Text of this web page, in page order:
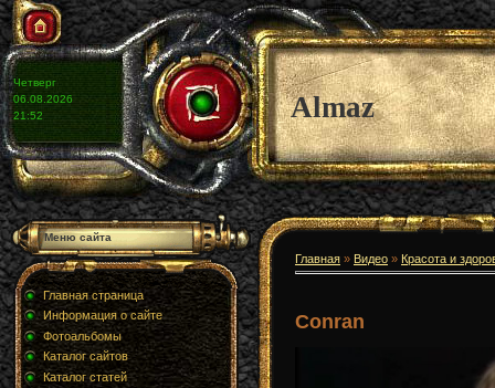
Четверг
06.08.2026
21:52
Almaz
Меню сайта
Главная страница
Информация о сайте
Фотоальбомы
Каталог сайтов
Каталог статей
Главная » Видео » Красота и
Conran